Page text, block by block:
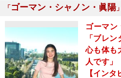
「ゴーマン・シャノン・眞陽
ゴーマン
「ブレ
心も体も
人です」
【インタ